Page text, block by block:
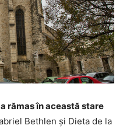
rămas în această stare
Bethlen şi Dieta de la